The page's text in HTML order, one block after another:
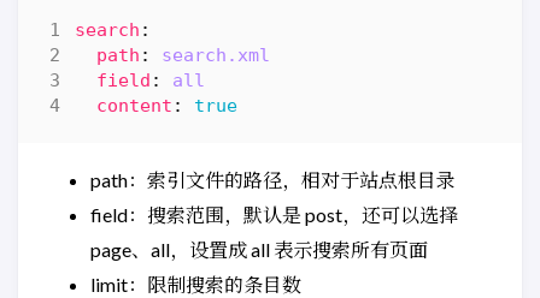
search :
path :
search.xml
field :
all
content : true
path：索引文件的路径，相对于站点根目录
field：搜索范围，默认是 post，还可以选择
page、all，设置成 all 表示搜索所有页面
limit：限制搜索的条目数